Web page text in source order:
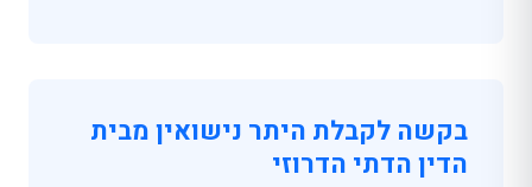
בקשה לקבלת היתר נישואין מבית
הדין הדתי הדרוזי